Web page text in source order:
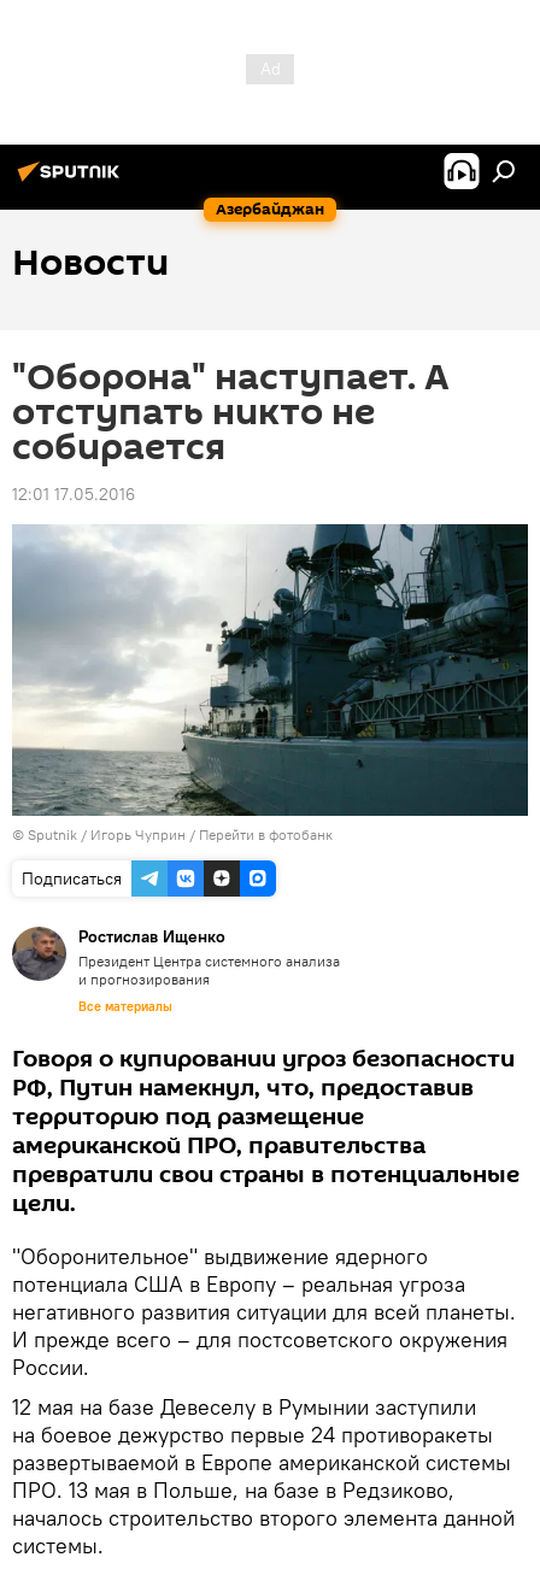
Азербайджан
Новости
"Оборона" наступает. А
отступать никто не
собирается
12:01 17.05.2016
© Sputnik / Игорь Чуприн / Перейти в фотобанк
Подписаться
Ростислав Ищенко
Президент Центра системного анализа
и прогнозирования
Все материалы
Говоря о купировании угроз безопасности
РФ, Путин намекнул, что, предоставив
территорию под размещение
американской ПРО, правительства
превратили свои страны в потенциальные
цели.
"Оборонительное" выдвижение ядерного
потенциала США в Европу – реальная угроза
негативного развития ситуации для всей планеты.
И прежде всего – для постсоветского окружения
России.
12 мая на базе Девеселу в Румынии заступили
на боевое дежурство первые 24 противоракеты
развертываемой в Европе американской системы
ПРО. 13 мая в Польше, на базе в Редзиково,
началось строительство второго элемента данной
системы.